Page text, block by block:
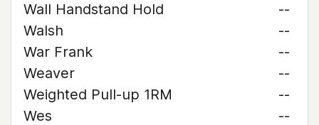
Wall Handstand Hold
--
Walsh
--
War Frank
--
Weaver
--
Weighted Pull-up 1RM
--
Wes
--